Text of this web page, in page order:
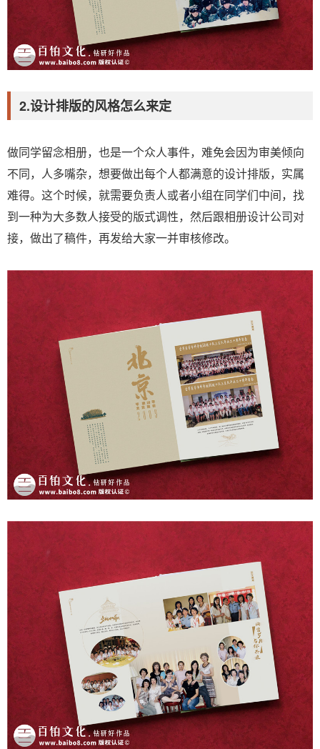
2.设计排版的风格怎么来定
做同学留念相册，也是一个众人事件，难免会因为审美倾向
不同，人多嘴杂，想要做出每个人都满意的设计排版，实属
难得。这个时候，就需要负责人或者小组在同学们中间，找
到一种为大多数人接受的版式调性，然后跟相册设计公司对
接，做出了稿件，再发给大家一并审核修改。